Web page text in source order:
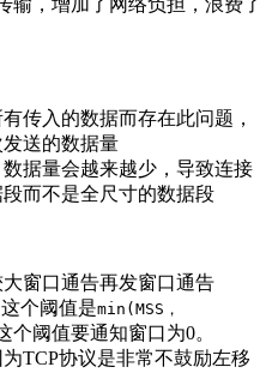
输，增加了网络负担，浪费了
传入的数据而存在此问题，
送的数据量
据量会越来越少，导致连接
而不是全尺寸的数据段
窗口通告再发窗口通告
个阈值是min(MSS，
个阈值要通知窗口为0。
TCP协议是非常不鼓励左移